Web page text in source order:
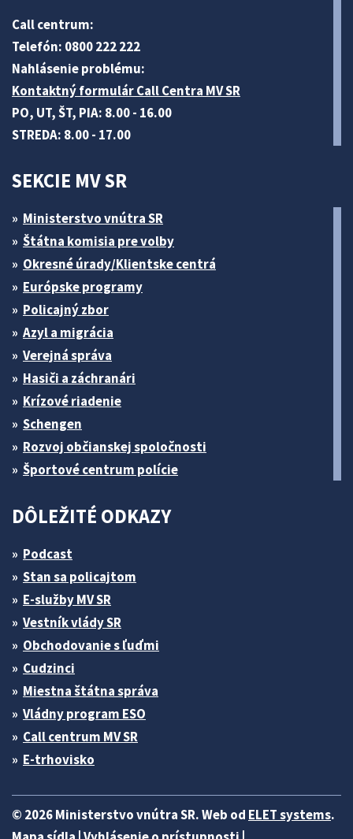
Call centrum:
Telefón: 0800 222 222
Nahlásenie problému:
Kontaktný formulár Call Centra MV SR
PO, UT, ŠT, PIA: 8.00 - 16.00
STREDA: 8.00 - 17.00
SEKCIE MV SR
Ministerstvo vnútra SR
Štátna komisia pre volby
Okresné úrady/Klientske centrá
Európske programy
Policajný zbor
Azyl a migrácia
Verejná správa
Hasiči a záchranári
Krízové riadenie
Schengen
Rozvoj občianskej spoločnosti
Športové centrum polície
DÔLEŽITÉ ODKAZY
Podcast
Stan sa policajtom
E-služby MV SR
Vestník vlády SR
Obchodovanie s ľuďmi
Cudzinci
Miestna štátna správa
Vládny program ESO
Call centrum MV SR
E-trhovisko
© 2026 Ministerstvo vnútra SR. Web od ELET systems.